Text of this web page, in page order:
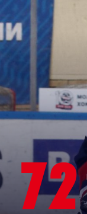
МХК Динамо-М
Дивизион
Амурские Тигры
Красная Машина-
Крылья Советов
72